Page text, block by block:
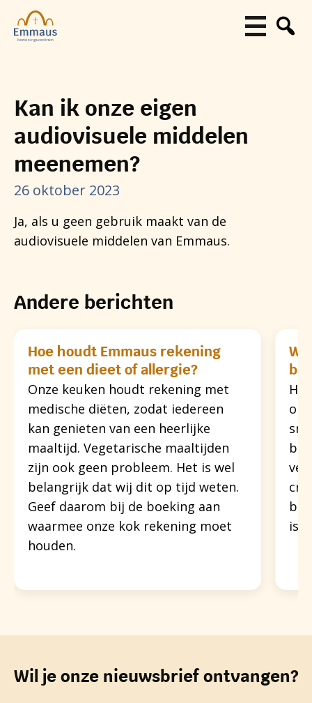
Kan ik onze eigen
audiovisuele middelen
meenemen?
26 oktober 2023
Ja, als u geen gebruik maakt van de
audiovisuele middelen van Emmaus.
Andere berichten
Hoe houdt Emmaus rekening
met een dieet of allergie?
Onze keuken houdt rekening met
medische diëten, zodat iedereen
kan genieten van een heerlijke
maaltijd. Vegetarische maaltijden
zijn ook geen probleem. Het is wel
belangrijk dat wij dit op tijd weten.
Geef daarom bij de boeking aan
waarmee onze kok rekening moet
houden.
is
Wil je onze nieuwsbrief ontvangen?